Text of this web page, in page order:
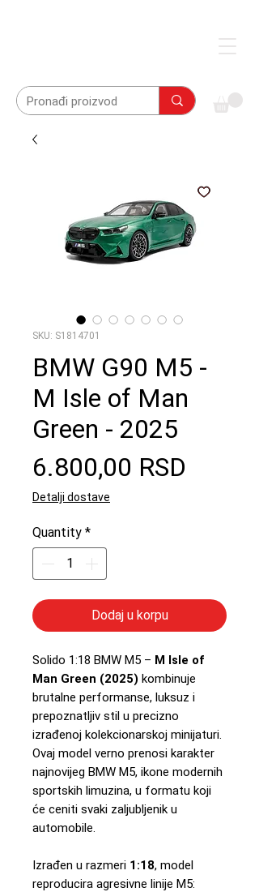
SKU: S1814701
BMW G90 M5 -
M Isle of Man
Green - 2025
6.800,00 RSD
Detalji dostave
Quantity *
Dodaj u korpu
Solido 1:18 BMW M5 – M Isle of
Man Green (2025) kombinuje
brutalne performanse, luksuz i
prepoznatljiv stil u precizno
izrađenoj kolekcionarskoj minijaturi.
Ovaj model verno prenosi karakter
najnovijeg BMW M5, ikone modernih
sportskih limuzina, u formatu koji
će ceniti svaki zaljubljenik u
automobile.
Izrađen u razmeri 1:18, model
reproducira agresivne linije M5: